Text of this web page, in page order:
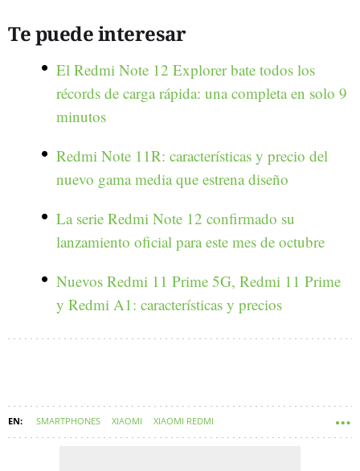
Te puede interesar
El Redmi Note 12 Explorer bate todos los
récords de carga rápida: una completa en solo 9
minutos
Redmi Note 11R: características y precio del
nuevo gama media que estrena diseño
La serie Redmi Note 12 confirmado su
lanzamiento oficial para este mes de octubre
Nuevos Redmi 11 Prime 5G, Redmi 11 Prime
y Redmi A1: características y precios
SMARTPHONES XIAOMI XIAOMI REDMI